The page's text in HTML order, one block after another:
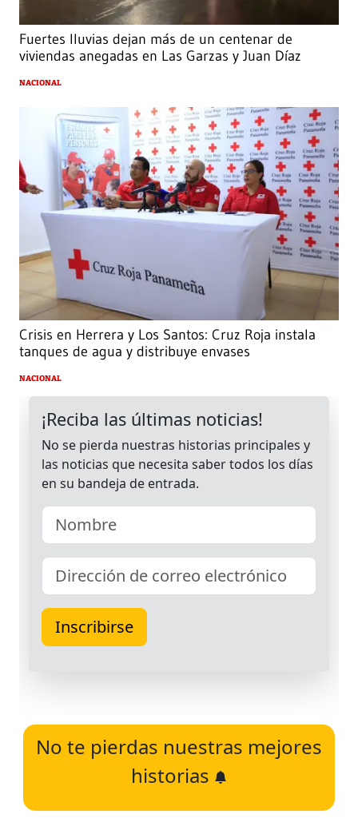
Fuertes lluvias dejan más de un centenar de
viviendas anegadas en Las Garzas y Juan Díaz
NACIONAL
Crisis en Herrera y Los Santos: Cruz Roja instala
tanques de agua y distribuye envases
NACIONAL
No te pierdas nuestras mejores
historias